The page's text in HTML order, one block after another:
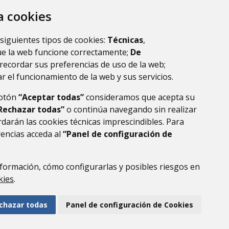
cookies
tipos de cookies: Técnicas,
la web funcione correctamente; De
sus preferencias de uso de la web;
el funcionamiento de la web y sus servicios.
“Aceptar todas”consideramos que acepta su
todas”o continúa navegando sin realizar
las cookies técnicas imprescindibles. Para
acceda al “Panel de configuración de
cómo configurarlas y posibles riesgos en
.
todas Panel de configuración de Cookies
DATOS ACCESIBILIDAD POLÍTICA DE COOKIES